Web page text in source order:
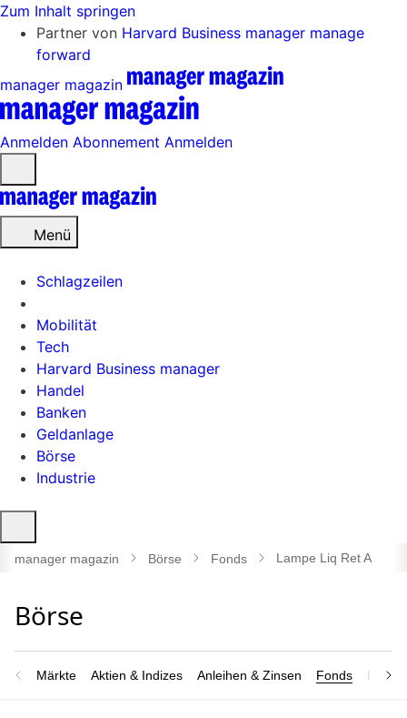
Zum Inhalt springen
Partner von Harvard Business manager manage
forward
manager magazin
Anmelden Abonnement Anmelden
öffnen
Menü
Schlagzeilen
Mobilität
Tech
Harvard Business manager
Handel
Banken
Geldanlage
Börse
Industrie
öffnen
manager magazin Börse Fonds Lampe Liq Ret A
Märkte Aktien & Indizes Anleihen & Zinsen Fonds